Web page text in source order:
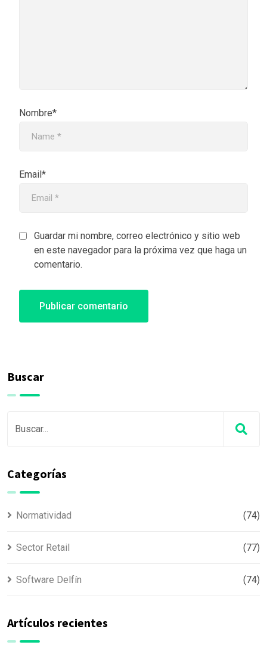
Nombre*
Email*
Guardar mi nombre, correo electrónico y sitio web
en este navegador para la próxima vez que haga un
comentario.
Buscar
Categorías
Normatividad (74)
Sector Retail (77)
Software Delfín (74)
Artículos recientes